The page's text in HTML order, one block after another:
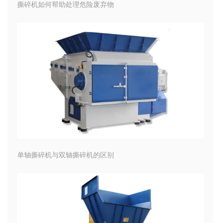
撕碎机如何帮助处理危险废弃物
单轴撕碎机与双轴撕碎机的区别